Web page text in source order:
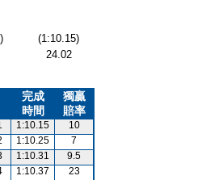
(1:10.15)
24.02
完成
時間
獨贏
賠率
1:10.15
10
1:10.25
7
1:10.31
9.5
1:10.37
23